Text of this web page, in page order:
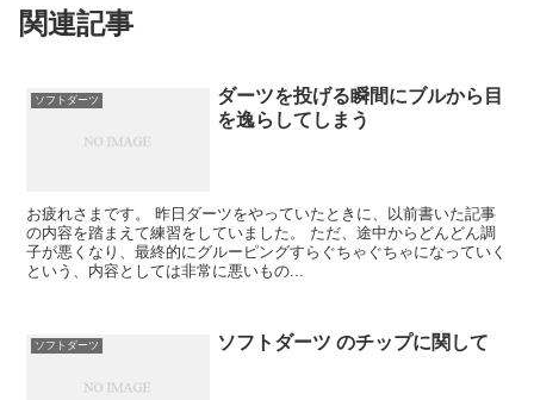
関連記事
ソフトダーツ
ダーツを投げる瞬間にブルから目
を逸らしてしまう
お疲れさまです。 昨日ダーツをやっていたときに、以前書いた記事
の内容を踏まえて練習をしていました。 ただ、途中からどんどん調
子が悪くなり、最終的にグルーピングすらぐちゃぐちゃになっていく
という、内容としては非常に悪いもの...
ソフトダーツ ソフトダーツ のチップに関して